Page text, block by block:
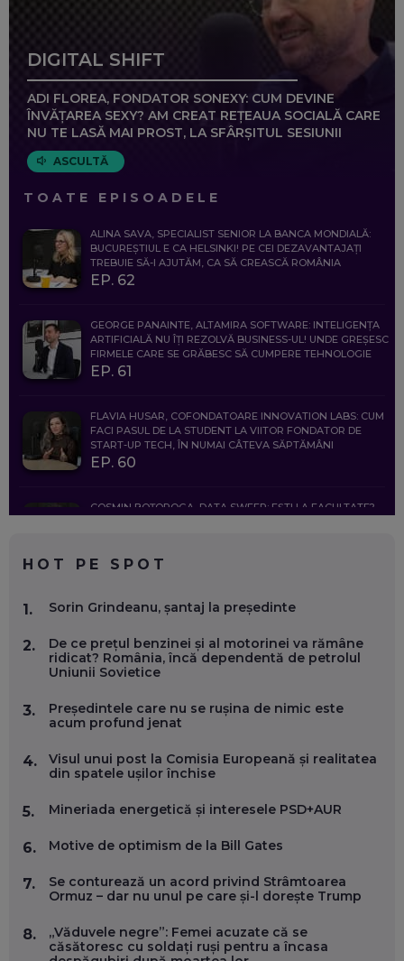
DIGITAL SHIFT
ADI FLOREA, FONDATOR SONEXY: CUM DEVINE
ÎNVĂȚAREA SEXY? AM CREAT REȚEAUA SOCIALĂ CARE
NU TE LASĂ MAI PROST, LA SFÂRȘITUL SESIUNII
ASCULTĂ
TOATE EPISOADELE
ALINA SAVA, SPECIALIST SENIOR LA BANCA MONDIALĂ:
BUCUREȘTIUL E CA HELSINKI! PE CEI DEZAVANTAJAȚI
TREBUIE SĂ-I AJUTĂM, CA SĂ CREASCĂ ROMÂNIA
EP. 62
GEORGE PANAINTE, ALTAMIRA SOFTWARE: INTELIGENȚA
ARTIFICIALĂ NU ÎȚI REZOLVĂ BUSINESS-UL! UNDE GREȘESC
FIRMELE CARE SE GRĂBESC SĂ CUMPERE TEHNOLOGIE
EP. 61
FLAVIA HUSAR, COFONDATOARE INNOVATION LABS: CUM
FACI PASUL DE LA STUDENT LA VIITOR FONDATOR DE
START-UP TECH, ÎN NUMAI CÂTEVA SĂPTĂMÂNI
EP. 60
COSMIN BOȚOROGA, DATA SWEEP: EȘTI LA FACULTATE?
FOLOSEȘTI TEHNOLOGIA CA SĂ FII MAI BUN LA JOB. ȘI CUM
EP. 58
FOLOSEȘTI TEHNOLOGIA CA SĂ ÎȚI DESCHIZI DRUMUL
CĂTRE ARTĂ, LA NIVEL GLOBAL
EP. 57
ANDREI AVĂDANEI, BIT SENTINEL: CUM ÎȚI PROTEJEZI
CARIERĂ DE „HACKER CU PERMIS”
DOINA VÎLCEANU, CONTENTSPEED: VREI SUCCES ONLINE?
ÎNVAȚĂ AEO ȘI GEO!
HOT PE SPOT
1. Sorin Grindeanu, șantaj la președinte
2.
De ce prețul benzinei și al motorinei va rămâne
ridicat? România, încă dependentă de petrolul
Uniunii Sovietice
3.
Președintele care nu se rușina de nimic este
acum profund jenat
4.
Visul unui post la Comisia Europeană și realitatea
din spatele ușilor închise
5. Mineriada energetică și interesele PSD+AUR
6. Motive de optimism de la Bill Gates
7.
Se conturează un acord privind Strâmtoarea
Ormuz – dar nu unul pe care și-l dorește Trump
8.
„Văduvele negre”: Femei acuzate că se
căsătoresc cu soldați ruși pentru a încasa